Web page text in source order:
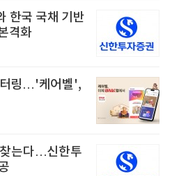
한국 국채 기반
격화
터링…'케어벨',
는다…신한투